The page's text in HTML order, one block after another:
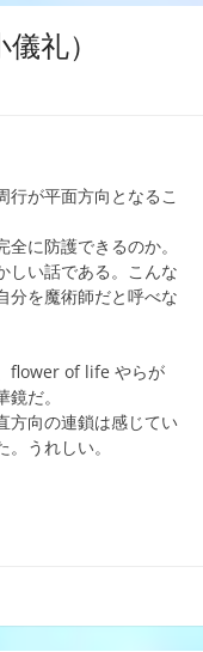
礼）
行が平面方向となるこ
に防護できるのか。
しい話である。こんな
分を魔術師だと呼べな
flower of life やらが
だ。
方向の連鎖は感じてい
うれしい。